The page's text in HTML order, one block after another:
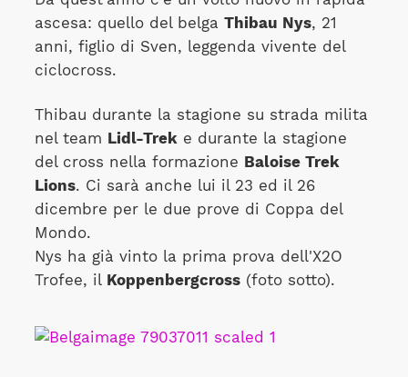
ascesa: quello del belga Thibau Nys, 21
anni, figlio di Sven, leggenda vivente del
ciclocross.
Thibau durante la stagione su strada milita
nel team Lidl-Trek e durante la stagione
del cross nella formazione Baloise Trek
Lions. Ci sarà anche lui il 23 ed il 26
dicembre per le due prove di Coppa del
Mondo.
Nys ha già vinto la prima prova dell'X2O
Trofee, il Koppenbergcross(foto sotto).